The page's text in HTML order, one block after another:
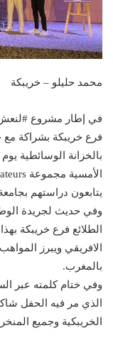
محمد حليلو – خريبكة
في إطار مشروع
بالخزانة الوسائطية
يتابعون دراستهم
وفي حديث لجريدة
الطلائع فرع خريبكة
الافريقي ويبرز
بالمغرب.
وفي ختام كلمته عبر
الذي مر فيه الحفل
الخريبكية وجميع